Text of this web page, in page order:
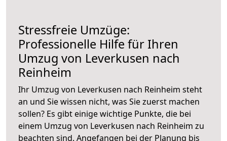
Stressfreie Umzüge:
Professionelle Hilfe für Ihren
Umzug von Leverkusen nach
Reinheim
Ihr Umzug von Leverkusen nach Reinheim steht
an und Sie wissen nicht, was Sie zuerst machen
sollen? Es gibt einige wichtige Punkte, die bei
einem Umzug von Leverkusen nach Reinheim zu
beachten sind. Angefangen bei der Planung bis